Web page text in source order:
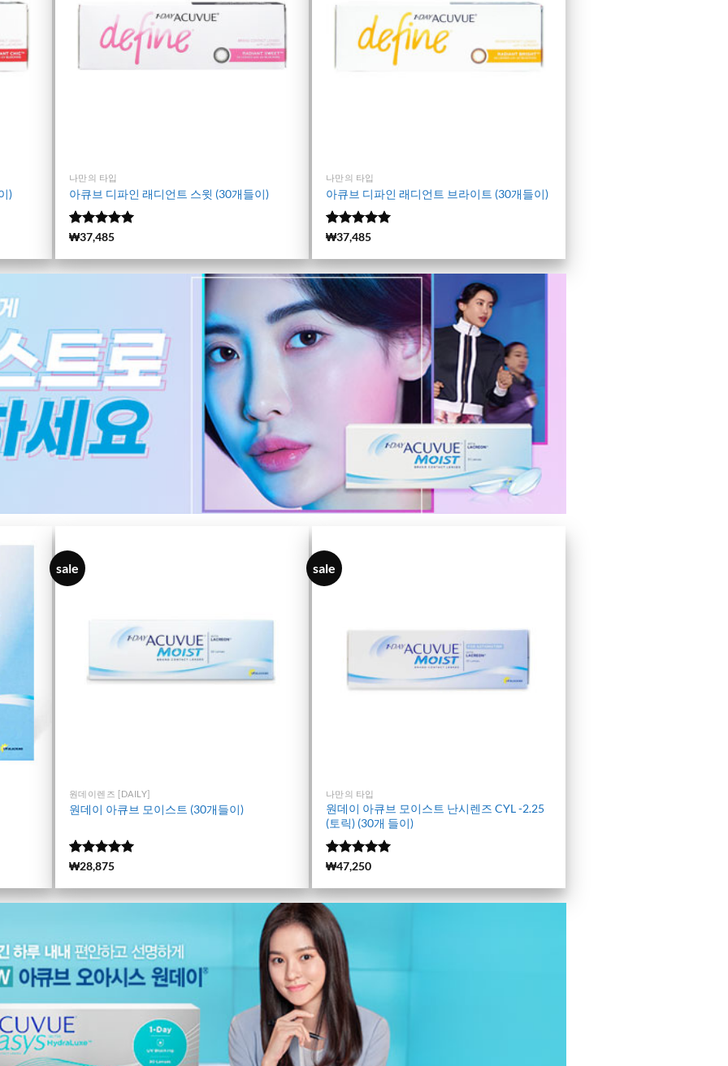
)
나만의 타입
아큐브 디파인 래디언트 스윗 (30개들이)
5 중에서
가됨
(6107)
₩37,485
나만의 타입
아큐브 디파인 래디언트 브라이트 (30개들이)
5 중에서
가됨
(11693)
₩37,485
sale
원데이렌즈 [DAILY]
원데이 아큐브 모이스트 (30개들이)
5 중에서
가됨
(3537)
₩28,875
sale
나만의 타입
원데이 아큐브 모이스트 난시렌즈 CYL -2.25
(토릭) (30개 들이)
5 중에서
가됨
(726)
₩47,250